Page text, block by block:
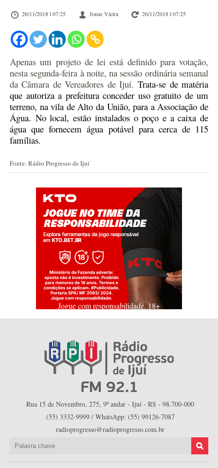
26/11/2018 l 07:25 Jonas Vieira 26/11/2018 l 07:25
Apenas um projeto de lei está definido para votação,
nesta segunda-feira à noite, na sessão ordinária semanal
da Câmara de Vereadores de Ijuí. Trata-se de matéria
que autoriza a prefeitura conceder uso gratuito de um
terreno, na vila de Alto da União,para aAssociaçãode
Água. No local,estão instalados o poço e a caixade
água que fornecem água potável para cerca de 115
famílias.
Fonte: Rádio Progresso de Ijuí
Jogue com responsabilidade. 18+
Rua 15 de Novembro, 275, 9º andar - Ijuí - RS - 98.700-000
(55) 3332-9999 / WhatsApp: (55) 99126-7087
radioprogresso@radioprogresso.com.br